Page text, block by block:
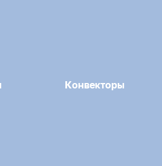
Конвекторы